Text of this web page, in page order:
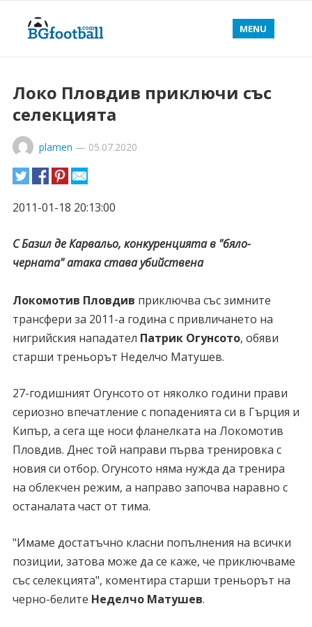
MENU
Локо Пловдив приключи със
селекцията
plamen — 05.07.2020
2011-01-18 20:13:00
С Базил де Карвальо, конкуренцията в "бяло-
черната" атака става убийствена
Локомотив Пловдив приключва със зимните
трансфери за 2011-а година с привличането на
нигрийския нападател Патрик Огунсото, обяви
старши треньорът Неделчо Матушев.
27-годишният Огунсото от няколко години прави
сериозно впечатление с попаденията си в Гърция и
Кипър, а сега ще носи фланелката на Локомотив
Пловдив. Днес той направи първа тренировка с
новия си отбор. Огунсото няма нужда да тренира
на облекчен режим, а направо започва наравно с
останалата част от тима.
"Имаме достатъчно класни попълнения на всички
позиции, затова може да се каже, че приключваме
със селекцията", коментира старши треньорът на
черно-белите Неделчо Матушев.